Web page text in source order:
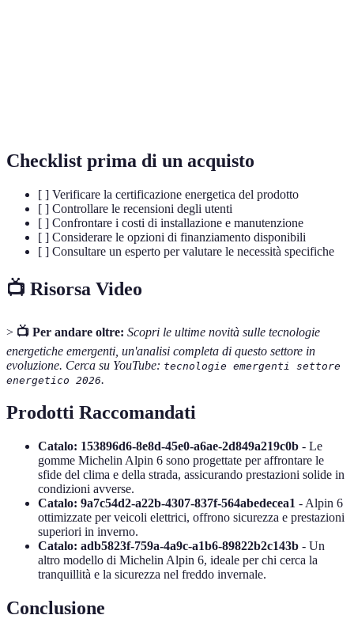
Checklist prima di un acquisto
[ ] Verificare la certificazione energetica del prodotto
[ ] Controllare le recensioni degli utenti
[ ] Confrontare i costi di installazione e manutenzione
[ ] Considerare le opzioni di finanziamento disponibili
[ ] Consultare un esperto per valutare le necessità specifiche
📺 Risorsa Video
> 📺 Per andare oltre: Scopri le ultime novità sulle tecnologie
energetiche emergenti, un'analisi completa di questo settore in
evoluzione. Cerca su YouTube: tecnologie emergenti settore
energetico 2026.
Prodotti Raccomandati
Catalo: 153896d6-8e8d-45e0-a6ae-2d849a219c0b - Le
gomme Michelin Alpin 6 sono progettate per affrontare le
sfide del clima e della strada, assicurando prestazioni solide in
condizioni avverse.
Catalo: 9a7c54d2-a22b-4307-837f-564abedecea1 - Alpin 6
ottimizzate per veicoli elettrici, offrono sicurezza e prestazioni
superiori in inverno.
Catalo: adb5823f-759a-4a9c-a1b6-89822b2c143b - Un
altro modello di Michelin Alpin 6, ideale per chi cerca la
tranquillità e la sicurezza nel freddo invernale.
Conclusione